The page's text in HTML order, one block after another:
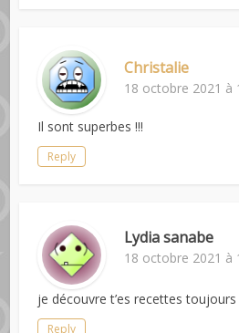
Christalie
18 octobre 2021 à
Il sont superbes !!!
Reply
Lydia sanabe
18 octobre 2021 à
je découvre t’es recettes
Reply